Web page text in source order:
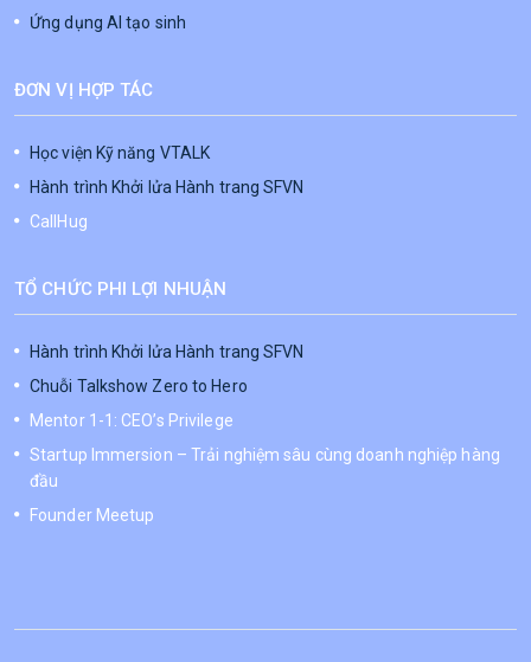
Ứng dụng AI tạo sinh
ĐƠN VỊ HỢP TÁC
Học viện Kỹ năng VTALK
Hành trình Khởi lửa Hành trang SFVN
CallHug
TỔ CHỨC PHI LỢI NHUẬN
Hành trình Khởi lửa Hành trang SFVN
Chuỗi Talkshow Zero to Hero
Mentor 1-1: CEO’s Privilege
Startup Immersion – Trải nghiệm sâu cùng doanh nghiệp hàng
đầu
Founder Meetup